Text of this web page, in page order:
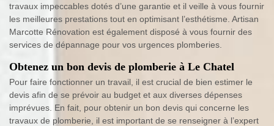
travaux impeccables dotés d’une garantie et il veille à vous fournir
les meilleures prestations tout en optimisant l’esthétisme. Artisan
Marcotte Rénovation est également disposé à vous fournir des
services de dépannage pour vos urgences plomberies.
Obtenez un bon devis de plomberie à Le Chatel
Pour faire fonctionner un travail, il est crucial de bien estimer le
devis afin de se prévoir au budget et aux diverses dépenses
imprévues. En fait, pour obtenir un bon devis qui concerne les
travaux de plomberie, il est important de se renseigner à l’expert